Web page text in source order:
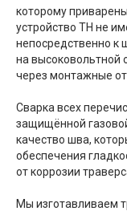
которому
устройство ТН не
непосредственно к
на высоковольтной
через монтажные
Сварка всех
защищённой
качество шва,
обеспечения
от коррозии
Мы изготавливаем